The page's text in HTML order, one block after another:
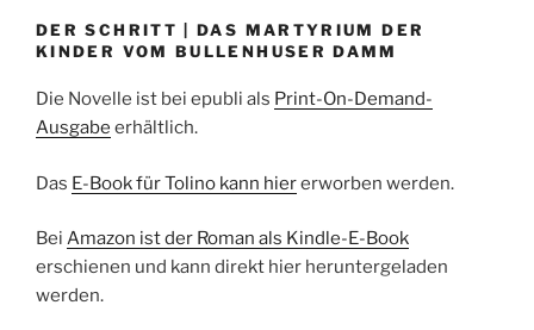
DER SCHRITT | DAS MARTYRIUM DER
KINDER VOM BULLENHUSER DAMM
Die Novelle ist bei epubli als Print-On-Demand-
Ausgabe erhältlich.
Das E-Book für Tolino kann hiererworben werden.
Bei Amazon ist der Roman als Kindle-E-Book
erschienen und kann direkt hier heruntergeladen
werden.